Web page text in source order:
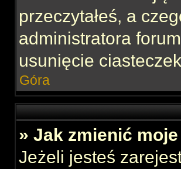
przeczytałeś, a
administratora
usunięcie
Góra
» Jak zmienić
Jeżeli jesteś